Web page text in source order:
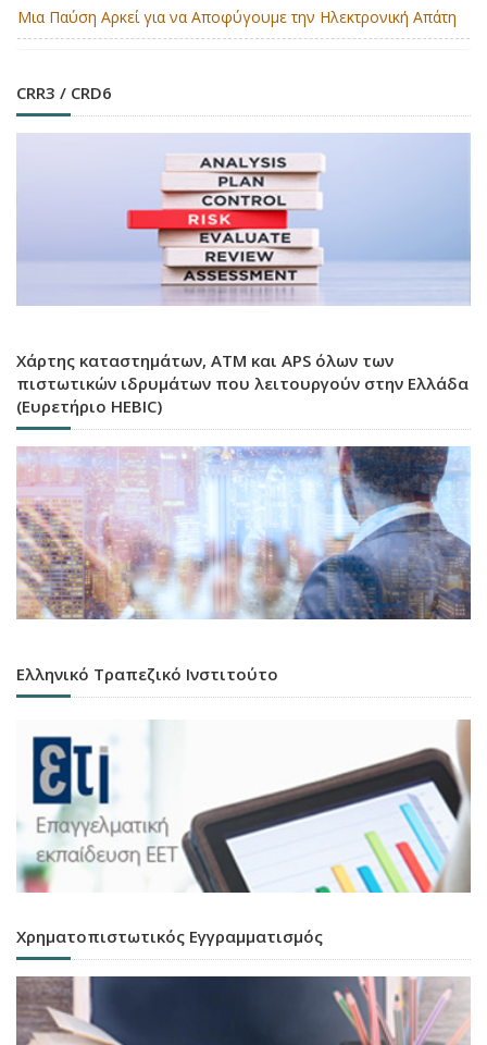
Μια Παύση Αρκεί για να Αποφύγουμε την Ηλεκτρονική Απάτη
CRR3 / CRD6
Χάρτης καταστημάτων, ATM και APS όλων των
πιστωτικών ιδρυμάτων που λειτουργούν στην Ελλάδα
(Ευρετήριο HEBIC)
Ελληνικό Τραπεζικό Ινστιτούτο
Χρηματοπιστωτικός Εγγραμματισμός